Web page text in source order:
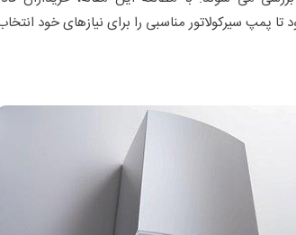
تا پمپ سیرکولاتور مناسبی را برای نیازهای خود